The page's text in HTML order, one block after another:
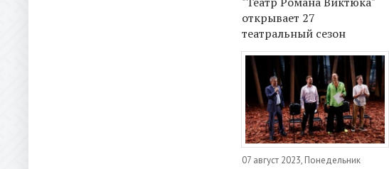
открывает 27
театральный сезон
07 август 2023, Понедельник